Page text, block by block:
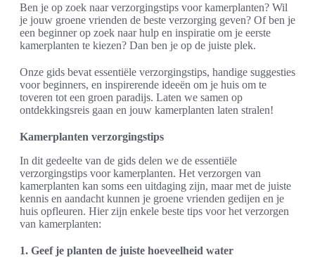
Ben je op zoek naar verzorgingstips voor kamerplanten? Wil
je jouw groene vrienden de beste verzorging geven? Of ben je
een beginner op zoek naar hulp en inspiratie om je eerste
kamerplanten te kiezen? Dan ben je op de juiste plek.
Onze gids bevat essentiële verzorgingstips, handige suggesties
voor beginners, en inspirerende ideeën om je huis om te
toveren tot een groen paradijs. Laten we samen op
ontdekkingsreis gaan en jouw kamerplanten laten stralen!
Kamerplanten verzorgingstips
In dit gedeelte van de gids delen we de essentiële
verzorgingstips voor kamerplanten. Het verzorgen van
kamerplanten kan soms een uitdaging zijn, maar met de juiste
kennis en aandacht kunnen je groene vrienden gedijen en je
huis opfleuren. Hier zijn enkele beste tips voor het verzorgen
van kamerplanten:
1. Geef je planten de juiste hoeveelheid water